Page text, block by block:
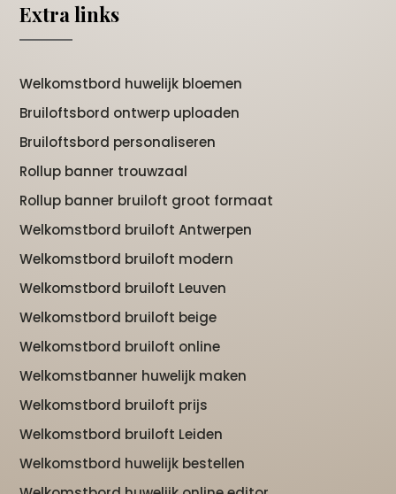
Extra links
Welkomstbord huwelijk bloemen
Bruiloftsbord ontwerp uploaden
Bruiloftsbord personaliseren
Rollup banner trouwzaal
Rollup banner bruiloft groot formaat
Welkomstbord bruiloft Antwerpen
Welkomstbord bruiloft modern
Welkomstbord bruiloft Leuven
Welkomstbord bruiloft beige
Welkomstbord bruiloft online
Welkomstbanner huwelijk maken
Welkomstbord bruiloft prijs
Welkomstbord bruiloft Leiden
Welkomstbord huwelijk bestellen